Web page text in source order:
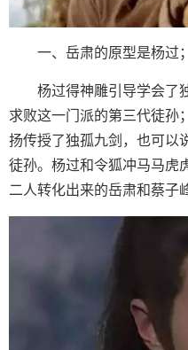
一、岳肃的原型是杨过
杨过得神雕引导学会了
求败这一门派的第三代徒孙
扬传授了独孤九剑，也可以
徒孙。杨过和令狐冲马马虎
二人转化出来的岳肃和蔡子